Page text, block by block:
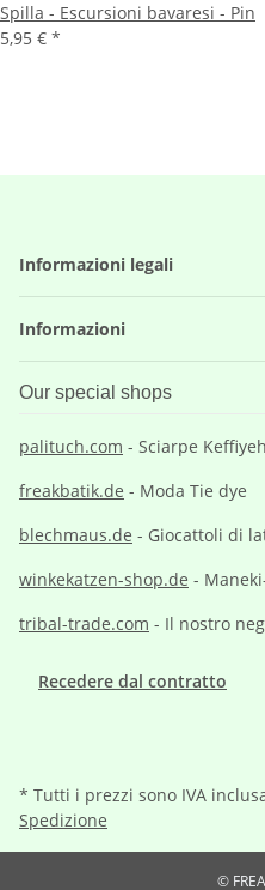
Spilla - Escursioni bavaresi - Pin
5,95 € *
Informazioni legali
Informazioni
Our special shops
palituch.com - Sciarpe Keffiyeh
freakbatik.de - Moda Tie dye
blechmaus.de - Giocattoli di
winkekatzen-shop.de -
tribal-trade.com - Il nostro
Recedere dal contratto
* Tutti i prezzi sono IVA
Spedizione
©